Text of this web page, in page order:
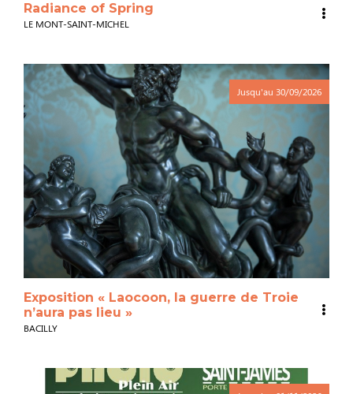
Radiance of Spring
LE MONT-SAINT-MICHEL
Jusqu'au 30/09/2026
Exposition « Laocoon, la guerre de Troie
n’aura pas lieu »
BACILLY